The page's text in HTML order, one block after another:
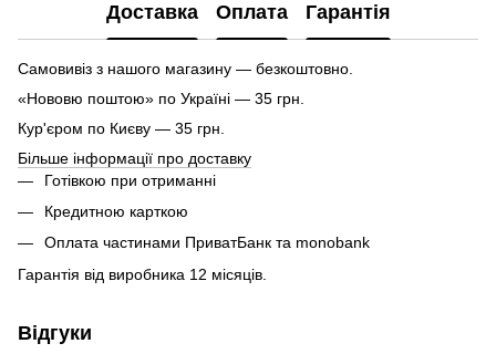
Доставка Оплата Гарантія
Самовивіз з нашого магазину — безкоштовно.
«Нововю поштою» по Україні — 35 грн.
Кур'єром по Києву — 35 грн.
Більше інформації про доставку
Готівкою при отриманні
Кредитною карткою
Оплата частинами ПриватБанк та monobank
Гарантія від виробника 12 місяців.
Відгуки